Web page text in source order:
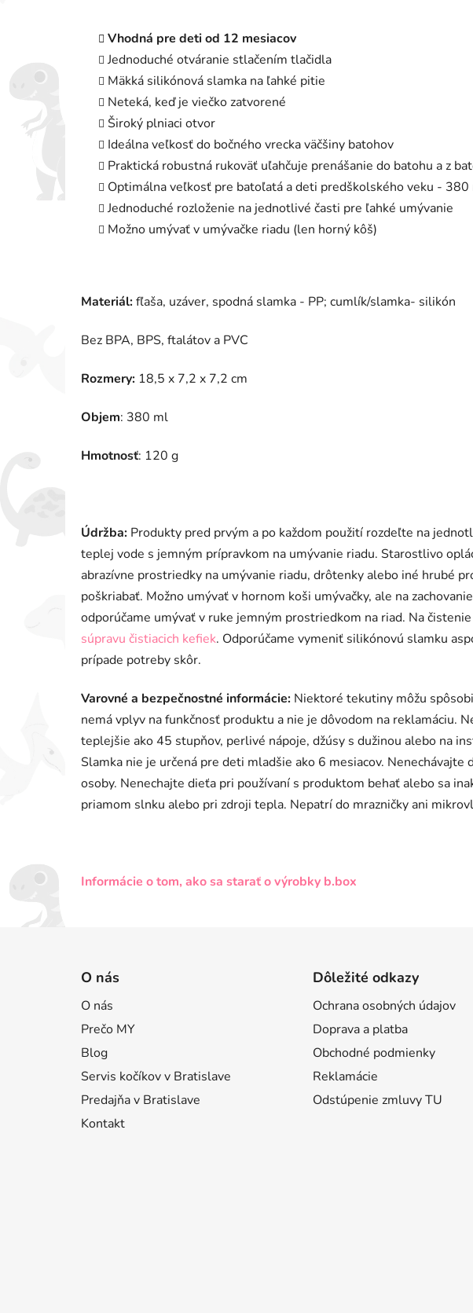
Vhodná pre deti od 12 mesiacov
Jednoduché otváranie stlačením tlačidla
Mäkká silikónová slamka na ľahké pitie
Neteká, keď je viečko zatvorené
Široký plniaci otvor
Ideálna veľkosť do bočného vrecka väčšiny batohov
Praktická robustná rukoväť uľahčuje prenášanie do batohu a z
Optimálna veľkosť pre batoľatá a deti predškolského veku - 380
Jednoduché rozloženie na jednotlivé časti pre ľahké umývanie
Možno umývať v umývačke riadu (len horný kôš)
Materiál:fľaša, uzáver, spodná slamka - PP; cumlík/slamka- silikón
Bez BPA, BPS, ftalátov a PVC
Rozmery: 18,5 x 7,2 x 7,2 cm
Objem: 380 ml
Hmotnosť: 120 g
Údržba: Produkty pred prvým a po každom použití rozdeľte na
teplej vode s jemným prípravkom na umývanie riadu. Starostlivo
abrazívne prostriedky na umývanie riadu, drôtenky alebo iné hrubé
poškriabať. Možno umývať v hornom koši umývačky, ale na
odporúčame umývať v ruke jemným prostriedkom na riad. Na
súpravu čistiacich kefiek. Odporúčame vymeniť silikónovú slamku
prípade potreby skôr.
Varovné a bezpečnostné informácie: Niektoré tekutiny môžu
nemá vplyv na funkčnosť produktu a nie je dôvodom na reklamáciu.
teplejšie ako 45 stupňov, perlivé nápoje, džúsy s dužinou alebo na
Slamka nie je určená pre deti mladšie ako 6 mesiacov. Nenechávajte
osoby. Nenechajte dieťa pri používaní s produktom behať alebo sa
priamom slnku alebo pri zdroji tepla. Nepatrí do mrazničky ani
Informácie o tom, ako sa starať o výrobky b.box
O nás
O nás
Prečo MY
Blog
Servis kočíkov v Bratislave
Predajňa v Bratislave
Kontakt
Dôležité odkazy
Ochrana osobných údajov
Doprava a platba
Obchodné podmienky
Reklamácie
Odstúpenie zmluvy TU